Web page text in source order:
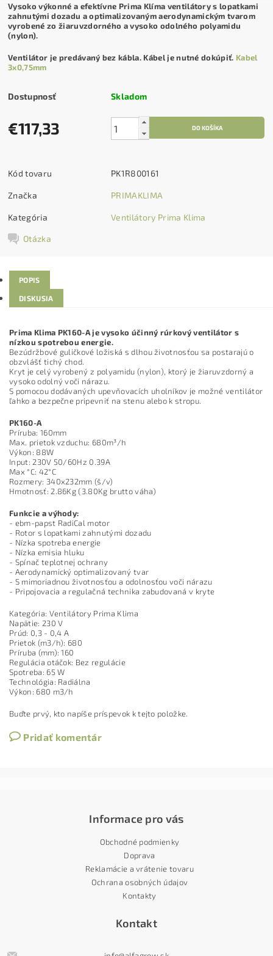
Vysoko výkonné a efektívne Prima Klíma ventilátory s lopatkami
zahnutými dozadu a optimalizovaným aerodynamickým tvarom
vyrobené zo žiaruvzdorného a vysoko odolného polyamidu
(nylon).
Ventilátor je predávaný bez kábla. Kábel je nutné dokúpiť. Kabel
3x0,75mm
Dostupnosť Skladom
€117,33
Kód tovaru PK1R800161
Značka PRIMAKLIMA
Kategória Ventilátory Prima Klima
Otázka
POPIS
DISKUSIA
Prima Klima PK160-A je vysoko účinný rúrkový ventilátor s
nízkou spotrebou energie.
Bezúdržbové guličkové ložiská s dlhou životnosťou sa postarajú o
obzvlášť tichý chod.
Kryt je celý vyrobený z polyamidu (nylon), ktorý je žiaruvzdorný a
vysoko odolný voči nárazu.
S pomocou dodávaných upevňovacích uholníkov je možné ventilátor
ľahko a bezpečne pripevniť na stenu alebo k stropu.
PK160-A
Príruba: 160mm
Max. prietok vzduchu: 680m³/h
Výkon: 88W
Input: 230V 50/60Hz 0.39A
Max °C: 42°C
Rozmery: 340x232mm (š/v)
Hmotnosť: 2.86Kg (3.80Kg brutto váha)
Funkcie a výhody:
- ebm-papst RadiCal motor
- Rotor s lopatkami zahnutými dozadu
- Nízka spotreba energie
- Nízka emisia hluku
- Spínač teplotnej ochrany
- Aerodynamický optimalizovaný tvar
- S mimoriadnou životnosťou a odolnosťou voči nárazu
- Pripojovacia a regulačná technika zabudovaná v kryte
Kategória: Ventilátory Prima Klima
Napätie: 230 V
Prúd: 0,3 - 0,4 A
Prietok (m3/h): 680
Príruba (mm): 160
Regulácia otáčok: Bez regulácie
Spotreba: 65 W
Technológia: Radiálna
Výkon: 680 m3/h
Buďte prvý, kto napíše príspevok k tejto položke.
Pridať komentár
Informace pro vás
Obchodné podmienky
Doprava
Reklamácie a vrátenie tovaru
Ochrana osobných údajov
Kontakty
Kontakt